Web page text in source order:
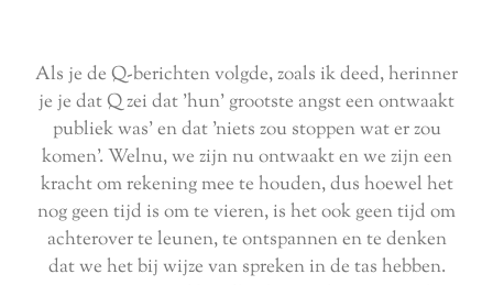
Als je de Q-berichten volgde, zoals ik deed, herinner
je je dat Q zei dat 'hun' grootste angst een ontwaakt
publiek was' en dat 'niets zou stoppen wat er zou
komen'. Welnu, we zijn nu ontwaakt en we zijn een
kracht om rekening mee te houden, dus hoewel het
nog geen tijd is om te vieren, is het ook geen tijd om
achterover te leunen, te ontspannen en te denken
dat we het bij wijze van spreken in de tas hebben.